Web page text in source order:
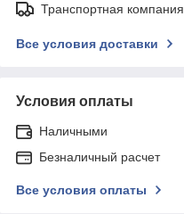
Транспортная компания
Все условия доставки
Условия оплаты
Наличными
Безналичный расчет
Все условия оплаты